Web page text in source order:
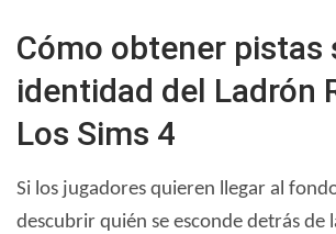
Cómo obtener pistas
identidad del Ladrón
Los Sims 4
Si los jugadores quieren llegar al
descubrir quién se esconde detrás de